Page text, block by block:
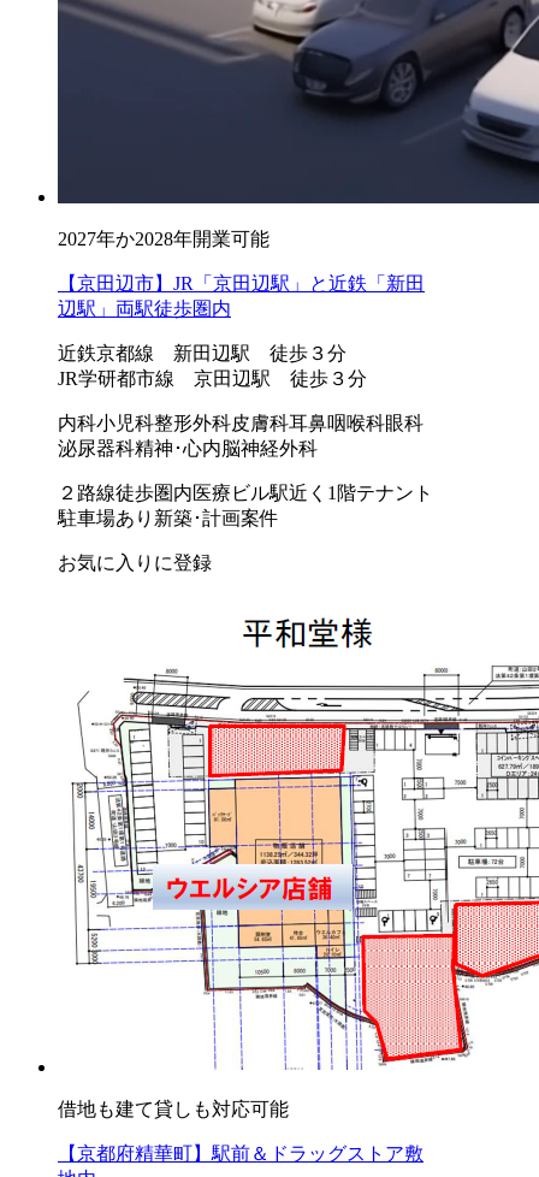
2027年か2028年開業可能
【京田辺市】JR「京田辺駅」と近鉄「新田
辺駅」両駅徒歩圏内
近鉄京都線 新田辺駅 徒歩３分
JR学研都市線 京田辺駅 徒歩３分
内科小児科整形外科皮膚科耳鼻咽喉科眼科
泌尿器科精神･心内 脳神経外科
２路線徒歩圏内医療ビル駅近く 1階テナント
駐車場あり 新築･計画案件
お気に入りに登録
借地も建て貸しも対応可能
【京都府精華町】駅前＆ドラッグストア敷